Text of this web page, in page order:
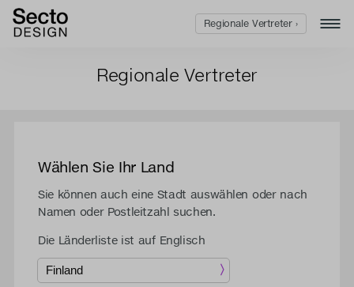
Regionale Vertreter
Wählen Sie Ihr Land
Sie können auch eine Stadt auswählen oder nach
Namen oder Postleitzahl suchen.
Die Länderliste ist auf Englisch
Regionale Vertreter ›